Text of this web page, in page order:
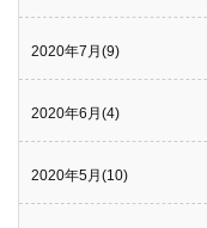
2020年7月(9)
2020年6月(4)
2020年5月(10)